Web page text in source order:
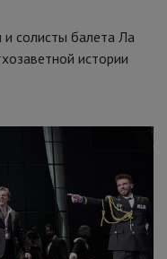
солисты балета Ла
истории